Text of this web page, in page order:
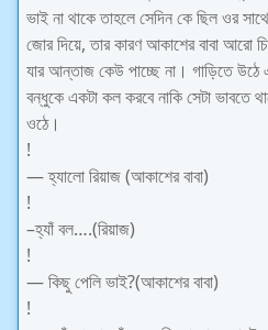
ভাই না থাকে তাহলে সেদিন কে ছিল ওর
জোর দিয়ে, তার কারণ আকাশের বাবা আরো
যার আন্তাজ কেউ পাচ্ছে না। গাড়িতে উঠে
বন্ধুকে একটা কল করবে নাকি সেটা ভাবতে
ওঠে।
!
— হ্যালো রিয়াজ (আকাশের বাবা)
!
–হ্যাঁ বল….(রিয়াজ)
!
— কিছু পেলি ভাই?(আকাশের বাবা)
!